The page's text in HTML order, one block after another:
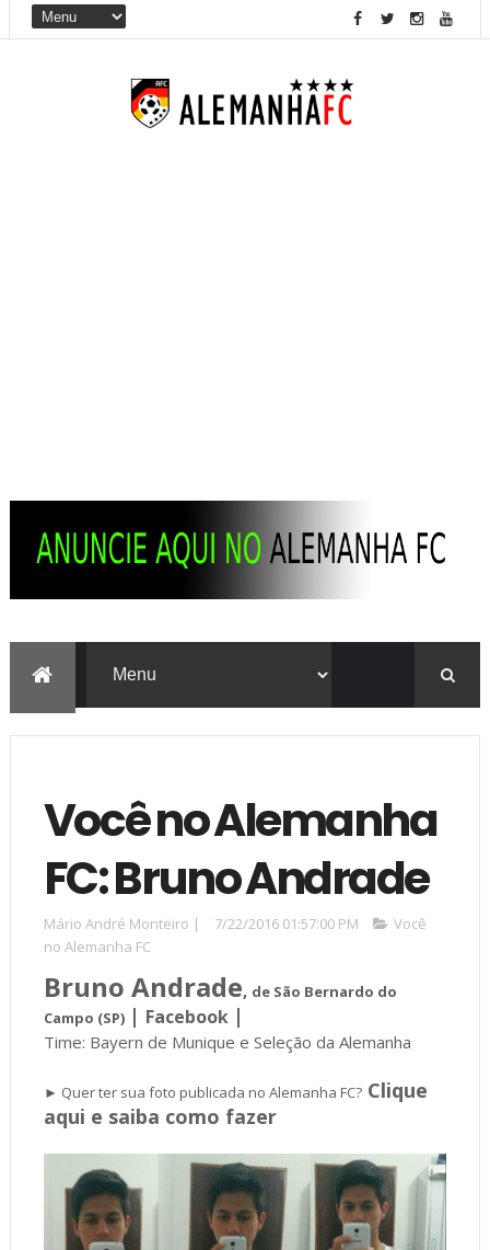
Você no Alemanha
FC: Bruno Andrade
Mário André Monteiro | 7/22/2016 01:57:00 PM
Você
no Alemanha FC
Bruno Andrade, de São Bernardo do
Campo (SP) | Facebook |
Time: Bayern de Munique e Seleção da Alemanha
► Quer ter sua foto publicada no Alemanha FC? Clique
aqui e saiba como fazer